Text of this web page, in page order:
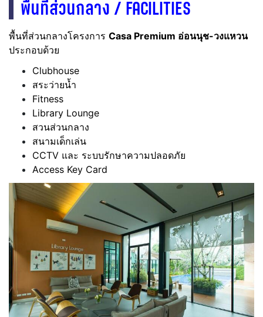
พื้นที่ส่วนกลาง / FACILITIES
พื้นที่ส่วนกลางโครงการ Casa Premium อ่อนนุช-วงแหวน
ประกอบด้วย
Clubhouse
สระว่ายน้ำ
Fitness
Library Lounge
สวนส่วนกลาง
สนามเด็กเล่น
CCTV และ ระบบรักษาความปลอดภัย
Access Key Card